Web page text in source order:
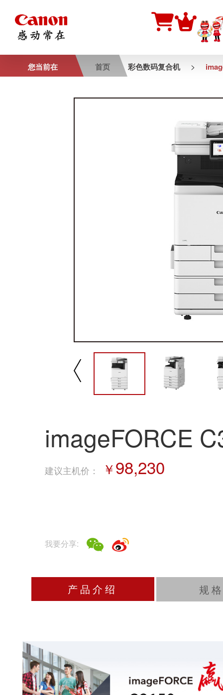
您当前在 首页 彩色数码复合机 >
播放/暂停
imageFORCE
建议主机价 ： ￥98,230
我要分享:
产品介绍 规
imageFORCE C3150不仅仅是一台A3彩
色数码复合机
更是为未来办公而生的强大引擎。
旨在让办公室的日常任务变得更简单、更智能、更
D 曝光技术
Defined and Detailed
4800*2400dpi分辨率